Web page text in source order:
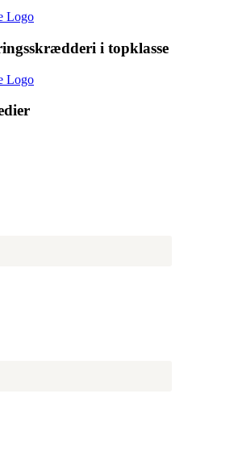
i topklasse